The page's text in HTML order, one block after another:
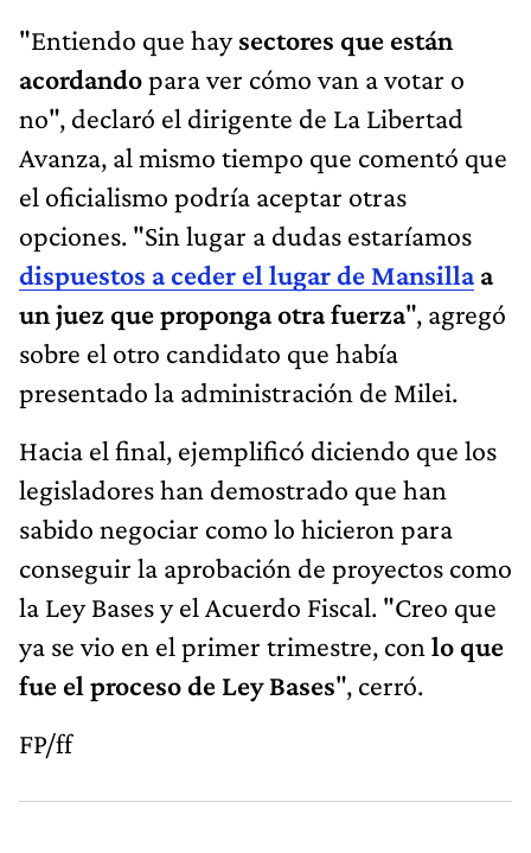
"Entiendo que haysectores que están
acordandopara ver cómo van a votar o
no", declaró el dirigente de La Libertad
Avanza, al mismo tiempo que comentó que
el oficialismo podría aceptar otras
opciones. "Sin lugar a dudas estaríamos
dispuestos a ceder el lugar de Mansillaa
un juez que proponga otra fuerza", agregó
sobre el otro candidato que había
presentado la administración de Milei.
Hacia el final, ejemplificó diciendo que los
legisladores han demostrado que han
sabido negociar como lo hicieron para
conseguir la aprobación de proyectos como
la Ley Bases y el Acuerdo Fiscal. "Creo que
ya se vio en el primer trimestre, con lo que
fue el proceso de Ley Bases", cerró.
FP/ff